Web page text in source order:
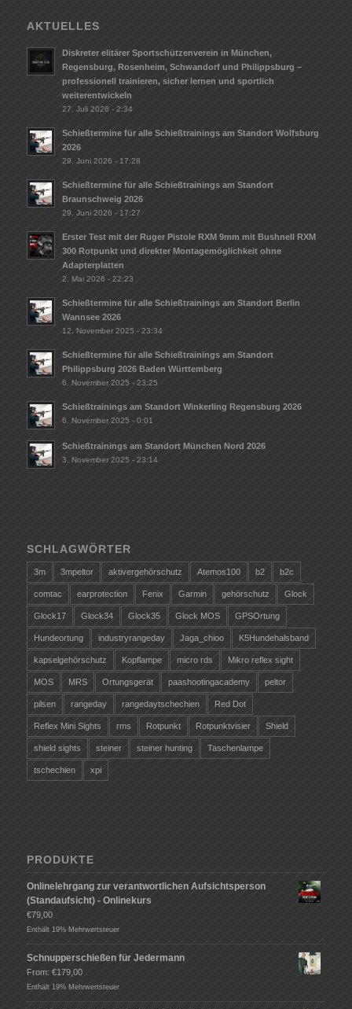
AKTUELLES
Diskreter elitärer Sportschützenverein in München,
Regensburg, Rosenheim, Schwandorf und Philippsburg –
professionell trainieren, sicher lernen und sportlich
weiterentwickeln
27. Juli 2026 - 2:34
Schießtermine für alle Schießtrainings am Standort Wolfsburg
2026
29. Juni 2026 - 17:28
Schießtermine für alle Schießtrainings am Standort
Braunschweig 2026
29. Juni 2026 - 17:27
Erster Test mit der Ruger Pistole RXM 9mm mit Bushnell RXM
300 Rotpunkt und direkter Montagemöglichkeit ohne
Adapterplatten
2. Mai 2026 - 22:23
Schießtermine für alle Schießtrainings am Standort Berlin
Wannsee 2026
12. November 2025 - 23:34
Schießtermine für alle Schießtrainings am Standort
Philippsburg 2026 Baden Württemberg
6. November 2025 - 23:25
Schießtrainings am Standort Winkerling Regensburg 2026
6. November 2025 - 0:01
Schießtrainings am Standort München Nord 2026
3. November 2025 - 23:14
SCHLAGWÖRTER
3m 3mpeltor aktivergehörschutz Atemos100 b2 b2c
comtac earprotection Fenix Garmin gehörschutz Glock
Glock17 Glock34 Glock35 Glock MOS GPSOrtung
Hundeortung industryrangeday Jaga_chioo K5Hundehalsband
kapselgehörschutz Kopflampe micro rds Mikro reflex sight
MOS MRS Ortungsgerät paashootingacademy peltor
pilsen rangeday rangedaytschechien Red Dot
Reflex Mini Sights rms Rotpunkt Rotpunktvisier Shield
shield sights steiner steiner hunting Taschenlampe
tschechien xpi
PRODUKTE
Onlinelehrgang zur verantwortlichen Aufsichtsperson
(Standaufsicht) - Onlinekurs
€79,00
Enthält 19% Mehrwertsteuer
Schnupperschießen für Jedermann
From: €179,00
Enthält 19% Mehrwertsteuer